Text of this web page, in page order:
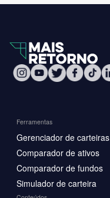
Ferramentas
Gerenciador de carteiras
Comparador de ativos
Comparador de fundos
Simulador de carteira